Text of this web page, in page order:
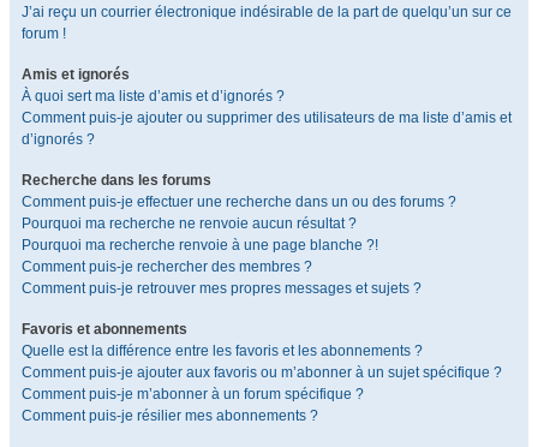
J’ai reçu un courrier électronique indésirable de la part de quelqu’un sur ce
forum !
Amis et ignorés
À quoi sert ma liste d’amis et d’ignorés ?
Comment puis-je ajouter ou supprimer des utilisateurs de ma liste d’amis et
d’ignorés ?
Recherche dans les forums
Comment puis-je effectuer une recherche dans un ou des forums ?
Pourquoi ma recherche ne renvoie aucun résultat ?
Pourquoi ma recherche renvoie à une page blanche ?!
Comment puis-je rechercher des membres ?
Comment puis-je retrouver mes propres messages et sujets ?
Favoris et abonnements
Quelle est la différence entre les favoris et les abonnements ?
Comment puis-je ajouter aux favoris ou m’abonner à un sujet spécifique ?
Comment puis-je m’abonner à un forum spécifique ?
Comment puis-je résilier mes abonnements ?